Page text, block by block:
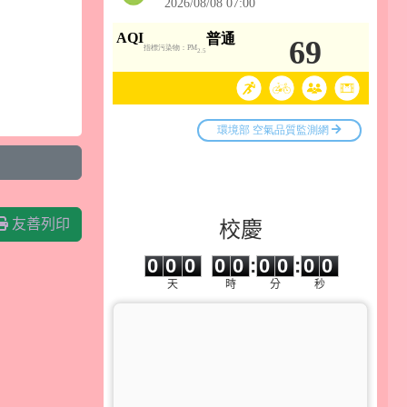
友善列印 校慶
0 0 0
天
0
0
0
0
時
:
0
0 0
分
:0 0
秒